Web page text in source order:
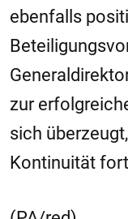
ebenfalls
zur
sich
Kontinuität